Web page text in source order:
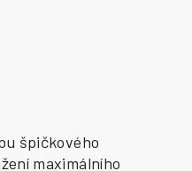
špičkového
maximálního